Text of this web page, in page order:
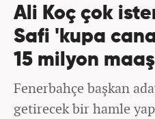
Ali Koç çok
Safi 'kupa
15 milyon
Fenerbahçe başkan
getirecek bir hamle